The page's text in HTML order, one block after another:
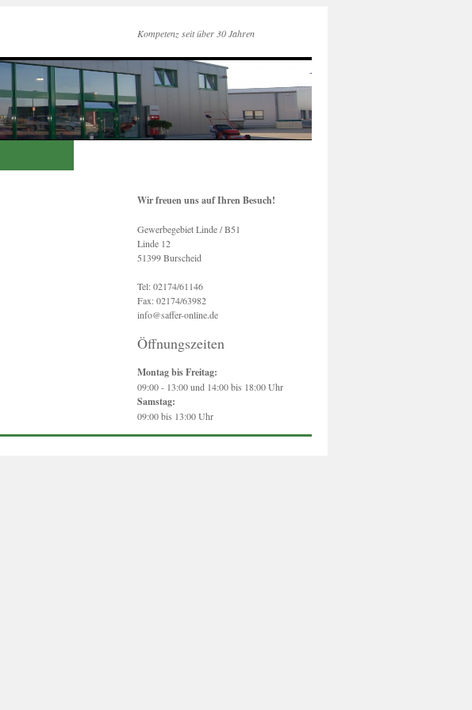
Kompetenz seit über 30 Jahren
Wir freuen uns auf Ihren Besuch!
Gewerbegebiet Linde / B51
Linde 12
51399 Burscheid
Tel: 02174/61146
Fax: 02174/63982
info@saffer-online.de
Öffnungszeiten
Montag bis Freitag:
09:00 - 13:00 und 14:00 bis 18:00 Uhr
Samstag:
09:00 bis 13:00 Uhr